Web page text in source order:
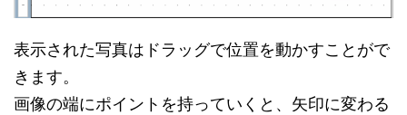
表示された写真はドラッグで位置を動かすことがで
きます。
画像の端にポイントを持っていくと、矢印に変わる